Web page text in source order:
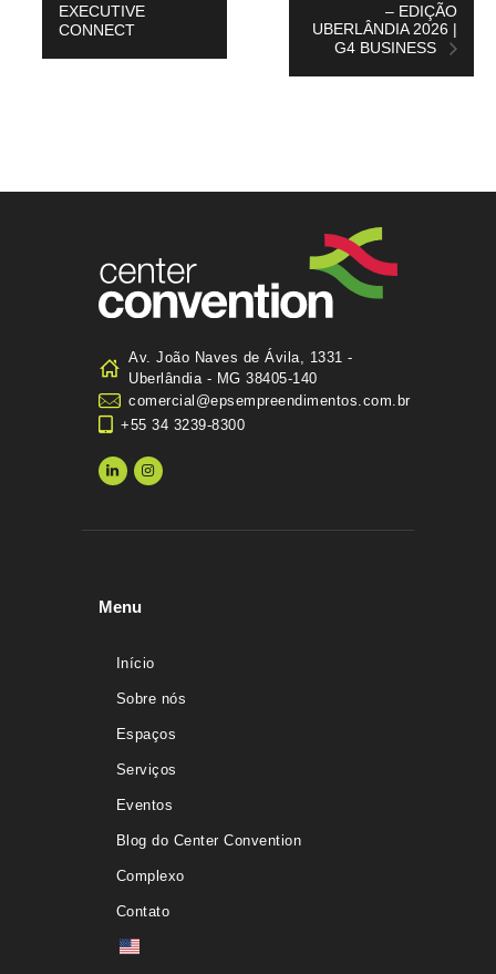
EXECUTIVE
CONNECT
– EDIÇÃO
UBERLÂNDIA 2026 |
G4 BUSINESS
Av. João Naves de Ávila, 1331 -
Uberlândia - MG 38405-140
comercial@epsempreendimentos.com.br
+55 34 3239-8300
Menu
Início
Sobre nós
Espaços
Serviços
Eventos
Blog do Center Convention
Complexo
Contato